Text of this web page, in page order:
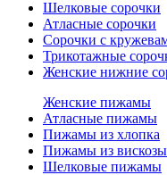
Шелковые сорочки
Атласные сорочки
Сорочки с
Трикотажные
Женские нижние
Женские пижамы
Атласные пижамы
Пижамы из хлопка
Пижамы из вискозы
Шелковые пижамы